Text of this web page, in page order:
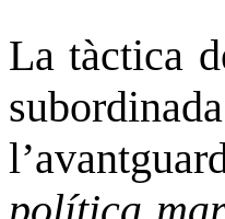
La tàctica